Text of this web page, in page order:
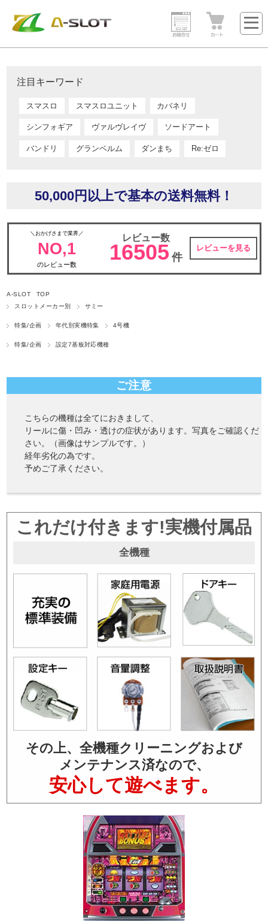
注目キーワード
スマスロ スマスロユニット カバネリ
シンフォギア ヴァルヴレイヴ ソードアート
バンドリ グランベルム ダンまち Re:ゼロ
50,000円以上で基本の送料無料！
＼おかげさまで業界／
NO,1
のレビュー数
レビュー数
16505 件
レビューを見る
A-SLOT TOP
スロットメーカー別
サミー
特集/企画 年代別実機特集 4号機
特集/企画 設定7基板対応機種
ご注意
こちらの機種は全てにおきまして、
リールに傷・凹み・透けの症状があります。写真をご確認くだ
さい。（画像はサンプルです。）
経年劣化の為です。
予めご了承ください。
これだけ付きます!実機付属品
全機種
その上、全機種クリーニングおよび
メンテナンス済なので、
安心して遊べます。